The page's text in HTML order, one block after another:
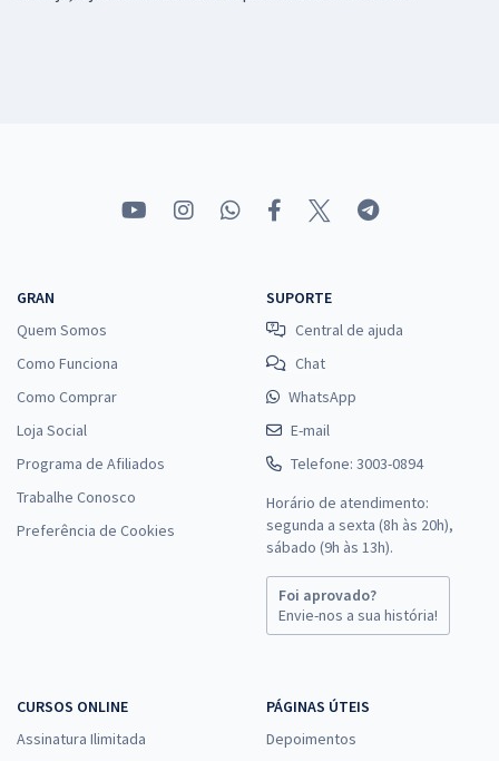
GRAN
Quem Somos
Como Funciona
Como Comprar
Loja Social
Programa de Afiliados
Trabalhe Conosco
Preferência de Cookies
SUPORTE
Central de ajuda
Chat
WhatsApp
E-mail
Telefone: 3003-0894
Horário de atendimento:
segunda a sexta (8h às 20h),
sábado (9h às 13h).
Foi aprovado?
Envie-nos a sua história!
CURSOS ONLINE
Assinatura Ilimitada
PÁGINAS ÚTEIS
Depoimentos